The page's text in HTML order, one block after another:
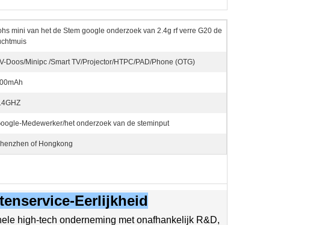
mini van het de Stem google onderzoek van 2.4g rf verre G20 de
Doos/Minipc /Smart TV/Projector/HTPC/PAD/Phone (OTG)
Medewerker/het onderzoek van de steminput
of Hongkong
Eerlijkheid
high-tech onderneming met onafhankelijk R&D,